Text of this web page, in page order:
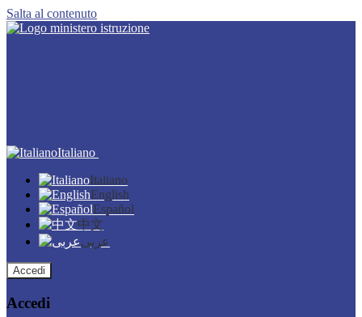
Salta al contenuto
Italiano
Italiano
English
Español
中文
عربى
Accedi
Accedi